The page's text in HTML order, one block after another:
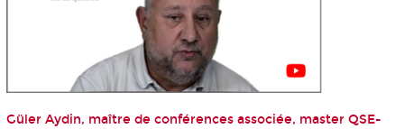
Güler Aydin, maître de conférences associée, master QSE-